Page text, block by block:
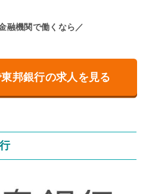
融機関で働くなら／
邦銀行の求人を見る